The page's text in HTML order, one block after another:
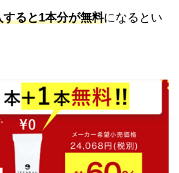
ると1本分が無料になるとい